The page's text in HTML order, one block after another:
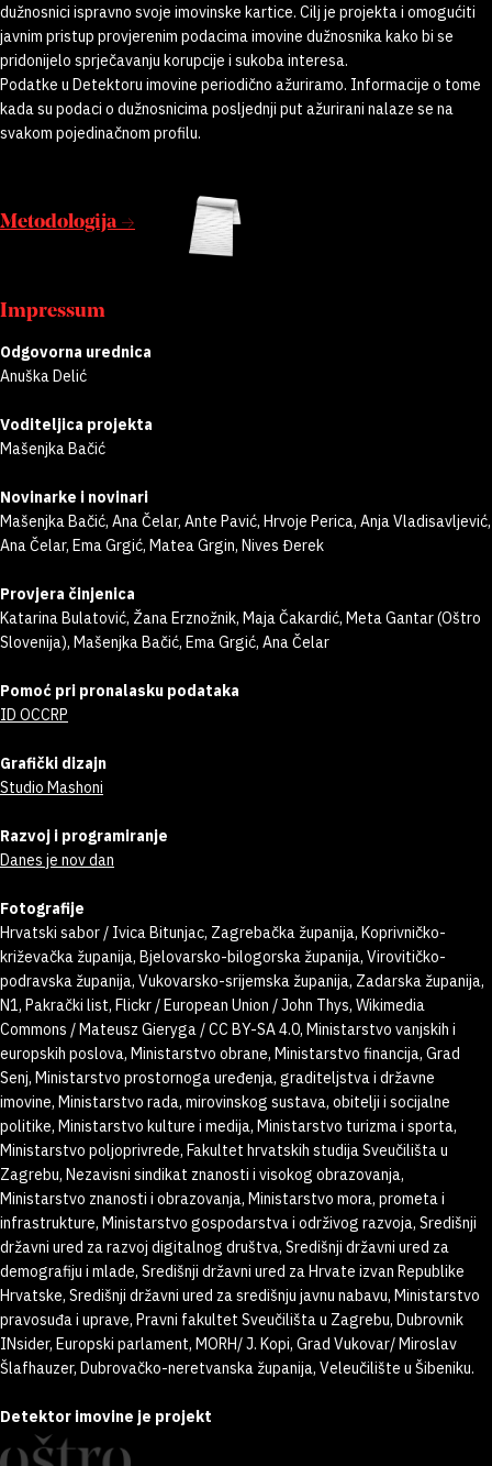
dužnosnici ispravno svoje imovinske kartice. Cilj je projekta i omogućiti
javnim pristup provjerenim podacima imovine dužnosnika kako bi se
pridonijelo sprječavanju korupcije i sukoba interesa.
Podatke u Detektoru imovine periodično ažuriramo. Informacije o tome
kada su podaci o dužnosnicima posljednji put ažurirani nalaze se na
svakom pojedinačnom profilu.
Metodologija →
Impressum
Odgovorna urednica
Anuška Delić
Voditeljica projekta
Mašenjka Bačić
Novinarke i novinari
Mašenjka Bačić, Ana Čelar, Ante Pavić, Hrvoje Perica, Anja Vladisavljević,
Ana Čelar, Ema Grgić, Matea Grgin, Nives Đerek
Provjera činjenica
Katarina Bulatović, Žana Erznožnik, Maja Čakardić, Meta Gantar (Oštro
Slovenija), Mašenjka Bačić, Ema Grgić, Ana Čelar
Pomoć pri pronalasku podataka
ID OCCRP
Grafički dizajn
Studio Mashoni
Razvoj i programiranje
Danes je nov dan
Fotografije
Hrvatski sabor / Ivica Bitunjac, Zagrebačka županija, Koprivničko-
križevačka županija, Bjelovarsko-bilogorska županija, Virovitičko-
podravska županija, Vukovarsko-srijemska županija, Zadarska županija,
N1, Pakrački list, Flickr / European Union / John Thys, Wikimedia
Commons / Mateusz Gieryga / CC BY-SA 4.0, Ministarstvo vanjskih i
europskih poslova, Ministarstvo obrane, Ministarstvo financija, Grad
Senj, Ministarstvo prostornoga uređenja, graditeljstva i državne
imovine, Ministarstvo rada, mirovinskog sustava, obitelji i socijalne
politike, Ministarstvo kulture i medija, Ministarstvo turizma i sporta,
Ministarstvo poljoprivrede, Fakultet hrvatskih studija Sveučilišta u
Zagrebu, Nezavisni sindikat znanosti i visokog obrazovanja,
Ministarstvo znanosti i obrazovanja, Ministarstvo mora, prometa i
infrastrukture, Ministarstvo gospodarstva i održivog razvoja, Središnji
državni ured za razvoj digitalnog društva, Središnji državni ured za
demografiju i mlade, Središnji državni ured za Hrvate izvan Republike
Hrvatske, Središnji državni ured za središnju javnu nabavu, Ministarstvo
pravosuđa i uprave, Pravni fakultet Sveučilišta u Zagrebu, Dubrovnik
INsider, Europski parlament, MORH/ J. Kopi, Grad Vukovar/ Miroslav
Šlafhauzer, Dubrovačko-neretvanska županija, Veleučilište u Šibeniku.
Detektor imovine je projekt